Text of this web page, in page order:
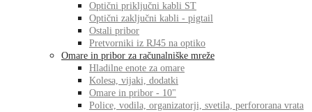
Optični priključni kabli ST
Optični zaključni kabli - pigtail
Ostali pribor
Pretvorniki iz RJ45 na optiko
Omare in pribor za računalniške mreže
Hladilne enote za omare
Kolesa, vijaki, dodatki
Omare in pribor - 10"
Police, vodila, organizatorji, svetila, perfororana vrata